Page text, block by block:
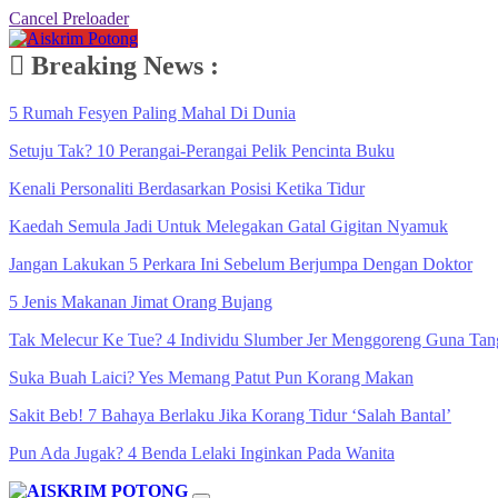
Cancel Preloader
Breaking News :
5 Rumah Fesyen Paling Mahal Di Dunia
Setuju Tak? 10 Perangai-Perangai Pelik Pencinta Buku
Kenali Personaliti Berdasarkan Posisi Ketika Tidur
Kaedah Semula Jadi Untuk Melegakan Gatal Gigitan Nyamuk
Jangan Lakukan 5 Perkara Ini Sebelum Berjumpa Dengan Doktor
5 Jenis Makanan Jimat Orang Bujang
Tak Melecur Ke Tue? 4 Individu Slumber Jer Menggoreng Guna
Suka Buah Laici? Yes Memang Patut Pun Korang Makan
Sakit Beb! 7 Bahaya Berlaku Jika Korang Tidur ‘Salah Bantal’
Pun Ada Jugak? 4 Benda Lelaki Inginkan Pada Wanita